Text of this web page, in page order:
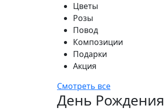
Цветы
Розы
Повод
Композиции
Подарки
Акция
Смотреть все
День Рождения